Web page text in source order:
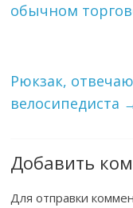
обычном
Рюкзак,
велосипедиста
Добавить
Для отправки